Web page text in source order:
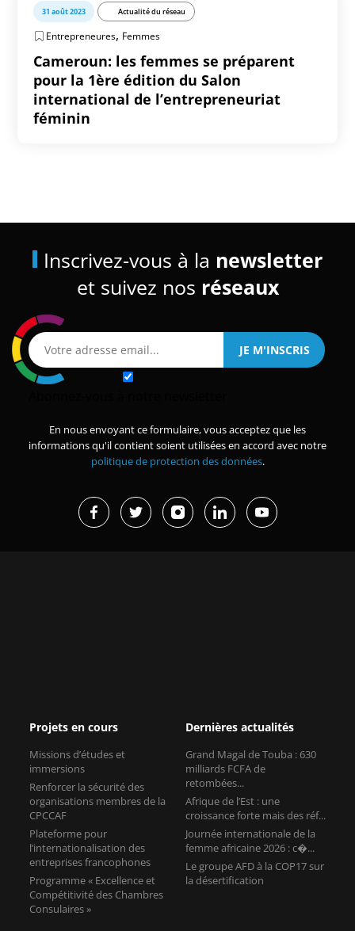
31 août 2023 Actualité du réseau
Entrepreneures, Femmes
Cameroun: les femmes se préparent
pour la 1ère édition du Salon
international de l’entrepreneuriat
féminin
Inscrivez-vous à la newsletter
et suivez nos réseaux
En nous envoyant ce formulaire, vous acceptez que les
informations qu'il contient soient utilisées en accord avec notre
politique de protection des données.
CPCCAF
l’internationalisation des
entreprises francophones
Programme « Excellence et
Compétitivité des Chambres
Consulaires »
croissance forte mais des réf...
femme africaine 2026 : c�...
Le groupe AFD à la COP17 sur
Contact
11, rue Léon Jouhaux
75010 Paris